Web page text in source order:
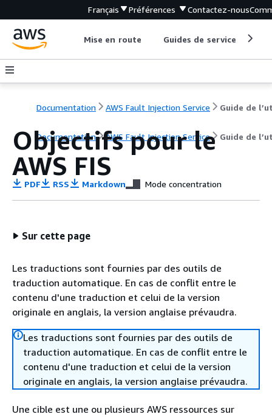
Français Préférences Contactez-nous
Mise en route Guides de service
Documentation AWS Fault Injection Service
Documentation AWS Fault Injection Service Guide de
Objectifs pour le
AWS FIS
PDF RSS Markdown Mode concentration
Sur cette page
Les traductions sont fournies par des outils de
traduction automatique. En cas de conflit entre le
contenu d'une traduction et celui de la version
originale en anglais, la version anglaise prévaudra.
Les traductions sont fournies par des outils de
traduction automatique. En cas de conflit entre le
contenu d'une traduction et celui de la version
originale en anglais, la version anglaise prévaudra.
Une cible est une ou plusieurs AWS ressources sur